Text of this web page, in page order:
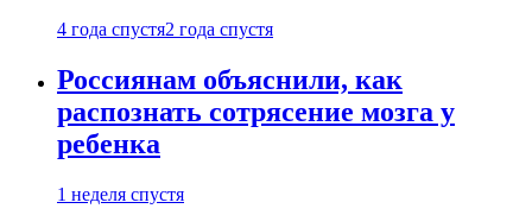
4 года спустя2 года спустя
Россиянам объяснили, как
распознать сотрясение мозга у
ребенка
1 неделя спустя